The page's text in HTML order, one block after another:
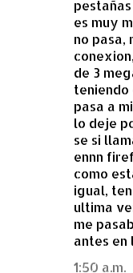
es muy
no pasa,
de 3
teniendo
pasa a
lo deje
se si
ennn
como
igual,
ultima
me
antes en
1:50 a.m.